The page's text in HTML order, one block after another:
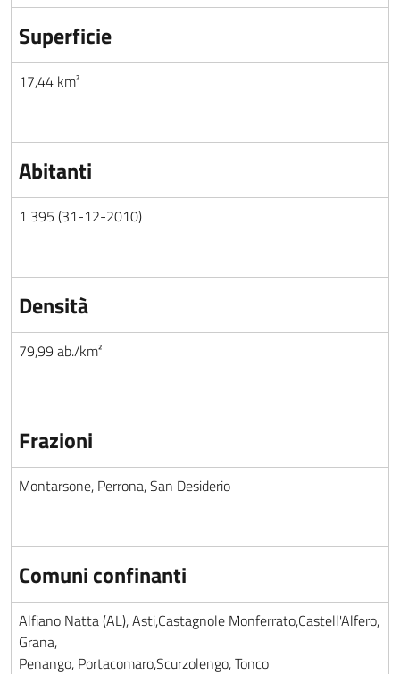
Superficie
17,44 km²
Abitanti
1 395 (31-12-2010)
Densità
79,99 ab./km²
Frazioni
Montarsone, Perrona, San Desiderio
Comuni confinanti
Alfiano Natta (AL), Asti,Castagnole Monferrato,Castell'Alfero,
Grana,
Penango, Portacomaro,Scurzolengo, Tonco